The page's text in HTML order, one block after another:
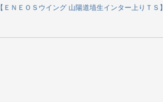
【ＥＮＥＯＳウイング 山陽道埴生インター上りＴＳ】